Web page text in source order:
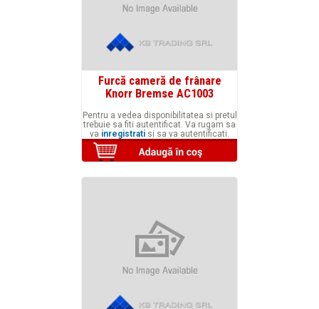
Furcă cameră de frânare
Knorr Bremse AC1003
Pentru a vedea disponibilitatea si pretul
trebuie sa fiti autentificat. Va rugam sa
va inregistrati si sa va autentificati.